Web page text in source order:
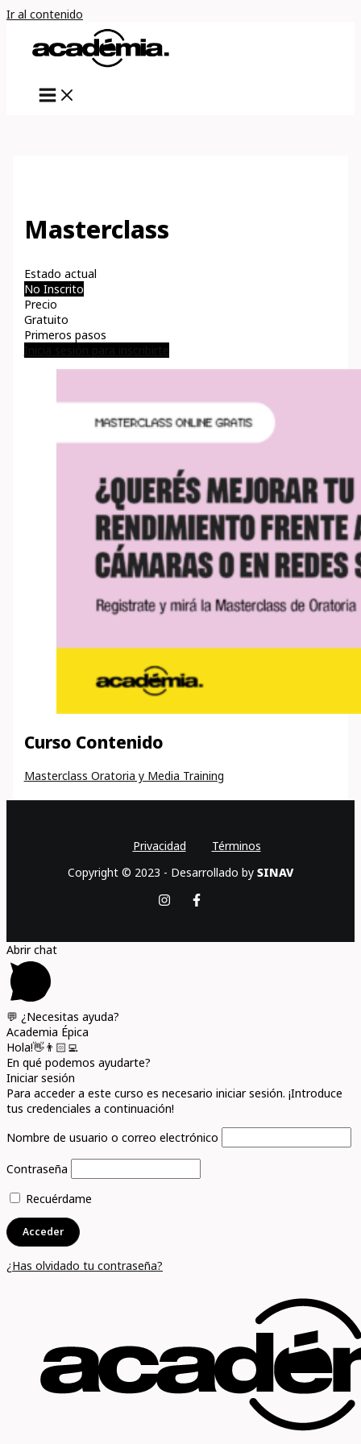
Ir al contenido
Masterclass
Estado actual
No Inscrito
Precio
Gratuito
Primeros pasos
Curso Contenido
Masterclass Oratoria y Media Training
Privacidad
Términos
Copyright © 2023 - Desarrollado by SINAV
Abrir chat
💬 ¿Necesitas ayuda?
Academia Épica
Hola!👋👨🏻‍💻
En qué podemos ayudarte?
Iniciar sesión
Para acceder a este curso es necesario iniciar sesión. ¡Introduce
tus credenciales a continuación!
Nombre de usuario o correo electrónico
Contraseña
Recuérdame
¿Has olvidado tu contraseña?